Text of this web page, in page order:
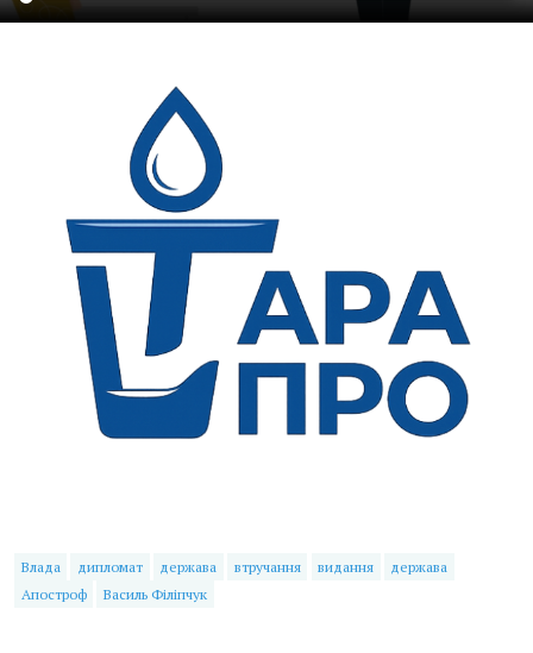
Влада дипломат держава втручання видання
держава
Апостроф
Василь Філіпчук